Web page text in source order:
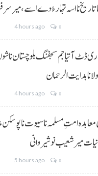
تاریخ نا اسہ تہار ءُ دے اسے،
4 hours ago 0
ڈٹ آتیا جم سجفنگ بلوچستان نا
ہدایت الرحمان
4 hours ago 0
معاہدہ امتِ مسلمہ نا سیوت نا
میر شعیب نوشیروانی
5 hours ago 0